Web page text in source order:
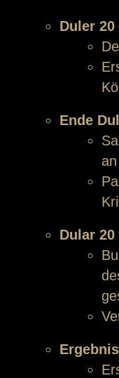
Duler 20
Ende
an
Dular 20